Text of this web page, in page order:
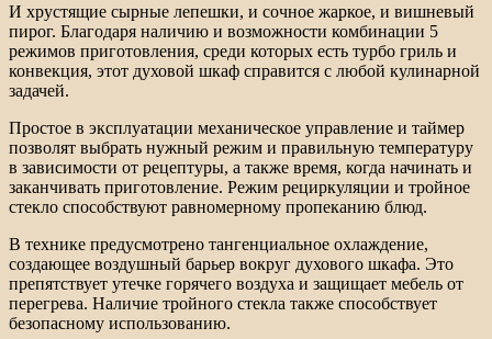
И хрустящие сырные лепешки, и сочное жаркое, и вишневый
пирог. Благодаря наличию и возможности комбинации 5
режимов приготовления, среди которых есть турбо гриль и
конвекция, этот духовой шкаф справится с любой кулинарной
задачей.
Простое в эксплуатации механическое управление и таймер
позволят выбрать нужный режим и правильную температуру
в зависимости от рецептуры, а также время, когда начинать и
заканчивать приготовление. Режим рециркуляции и тройное
стекло способствуют равномерному пропеканию блюд.
В технике предусмотрено тангенциальное охлаждение,
создающее воздушный барьер вокруг духового шкафа. Это
препятствует утечке горячего воздуха и защищает мебель от
перегрева. Наличие тройного стекла также способствует
безопасному использованию.